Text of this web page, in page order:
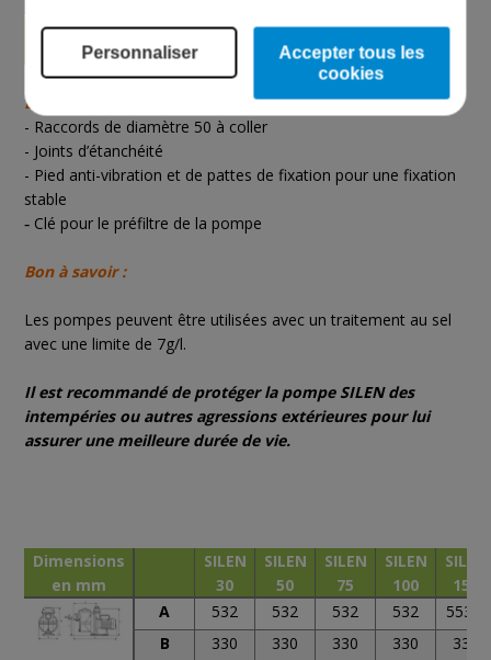
Compatible traitement
Équipement fourni :
- Raccords de diamètre 50 à coller
- Joints d’étanchéité
- Pied anti-vibration et de pattes de fixation pour une fixation
stable
- Clé pour le préfiltre de la pompe
Bon à savoir :
Les pompes peuvent être utilisées avec un traitement au sel
avec une limite de 7g/l.
Il est recommandé de protéger la pompe SILEN des
intempéries ou autres agressions extérieures pour lui
assurer une meilleure durée de vie.
Dimensions
en mm
SILEN
30
SILEN
50
SILEN
75
SILEN
100
SILEN
150
A
532 532 532 532
553,5
B
330 330 330 330 330
Personnaliser
Accepter tous les
cookies